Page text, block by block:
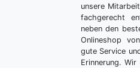
unsere
fachgerecht
neben den
Onlineshop
gute Service
Erinnerung.